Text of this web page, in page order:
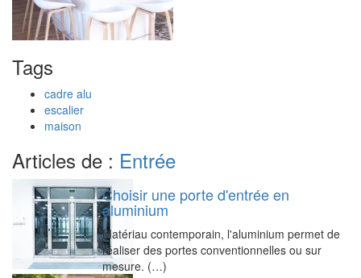
Tags
cadre alu
escalier
maison
Articles de : Entrée
Choisir une porte d'entrée en
aluminium
Matériau contemporain, l'aluminium permet de
réaliser des portes conventionnelles ou sur
mesure. (…)